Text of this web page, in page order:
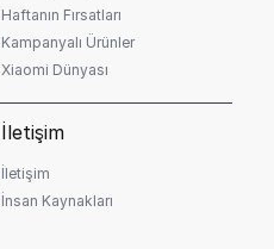
Haftanın Fırsatları
Kampanyalı Ürünler
Xiaomi Dünyası
İletişim
İletişim
İnsan Kaynakları